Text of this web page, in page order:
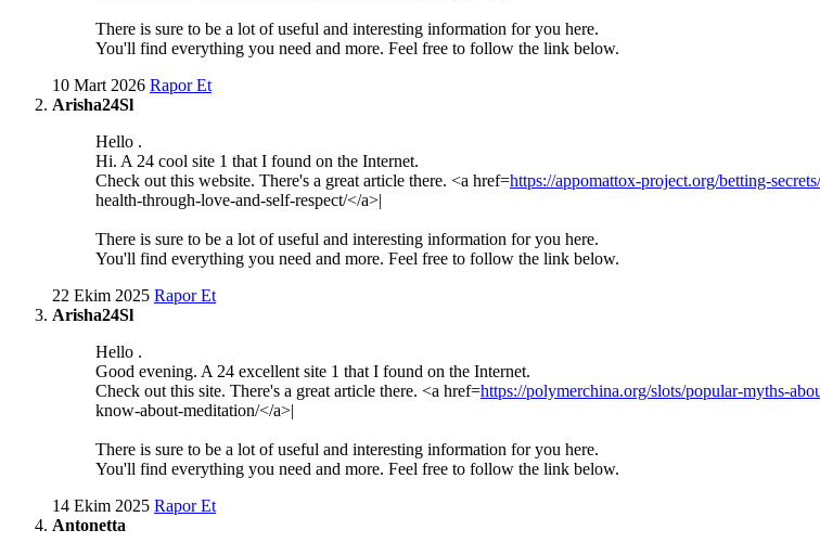
There is sure to be a lot of useful and interesting information for you here.
You'll find everything you need and more. Feel free to follow the link below.
10 Mart 2026 Rapor Et
Arisha24Sl
Hello .
Hi. A 24 cool site 1 that I found on the Internet.
Check out this website. There's a great article there. <a href=https://appomattox-project.org/betting-
health-through-love-and-self-respect/</a>|
There is sure to be a lot of useful and interesting information for you here.
You'll find everything you need and more. Feel free to follow the link below.
22 Ekim 2025 Rapor Et
Arisha24Sl
Hello .
Good evening. A 24 excellent site 1 that I found on the Internet.
Check out this site. There's a great article there. <a href=https://polymerchina.org/slots/popular-myths-
know-about-meditation/</a>|
There is sure to be a lot of useful and interesting information for you here.
You'll find everything you need and more. Feel free to follow the link below.
14 Ekim 2025 Rapor Et
Antonetta